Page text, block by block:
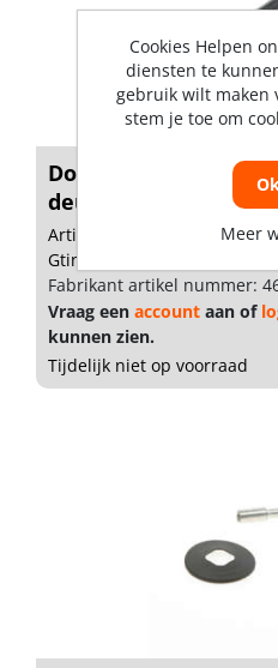
Dorma Bovenspeun
deur...
Artikelnummer: 1190456
Gtin: 4021226007402
Fabrikant artikel nummer:
Vraag een account aan of
kunnen zien.
Tijdelijk niet op voorraad
Cookies Helpen
diensten te
gebruik wilt maken
stem je toe om
Meer